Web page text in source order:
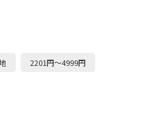
2201円～4999円